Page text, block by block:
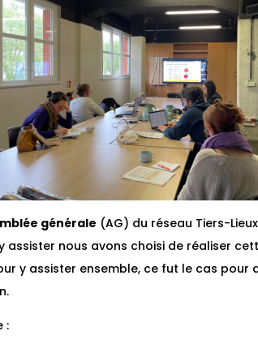
générale (AG) du réseau Tiers-
nous avons choisi de réaliser
y assister ensemble, ce fut le cas
: